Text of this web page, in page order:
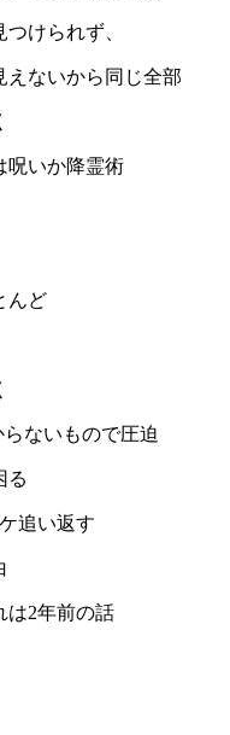
けられず、
えないから同じ全部
呪いか降霊術
んど
ないもので圧迫
る
追い返す
は2年前の話